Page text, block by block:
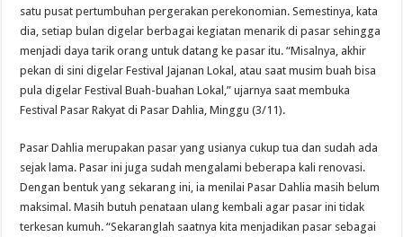
satu pusat pertumbuhan pergerakan perekonomian. Semestinya, kata
dia, setiap bulan digelar berbagai kegiatan menarik di pasar sehingga
menjadi daya tarik orang untuk datang ke pasar itu. “Misalnya, akhir
pekan di sini digelar Festival Jajanan Lokal, atau saat musim buah bisa
pula digelar Festival Buah-buahan Lokal,” ujarnya saat membuka
Festival Pasar Rakyat di Pasar Dahlia, Minggu (3/11).
Pasar Dahlia merupakan pasar yang usianya cukup tua dan sudah ada
sejak lama. Pasar ini juga sudah mengalami beberapa kali renovasi.
Dengan bentuk yang sekarang ini, ia menilai Pasar Dahlia masih belum
maksimal. Masih butuh penataan ulang kembali agar pasar ini tidak
terkesan kumuh. “Sekaranglah saatnya kita menjadikan pasar sebagai